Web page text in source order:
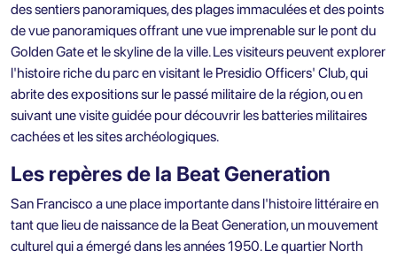
des sentiers panoramiques, des plages immaculées et des points
de vue panoramiques offrant une vue imprenable sur le pont du
Golden Gate et le skyline de la ville. Les visiteurs peuvent explorer
l'histoire riche du parc en visitant le Presidio Officers' Club, qui
abrite des expositions sur le passé militaire de la région, ou en
suivant une visite guidée pour découvrir les batteries militaires
cachées et les sites archéologiques.
Les repères de la Beat Generation
San Francisco a une place importante dans l'histoire littéraire en
tant que lieu de naissance de la Beat Generation, un mouvement
culturel qui a émergé dans les années 1950. Le quartier North